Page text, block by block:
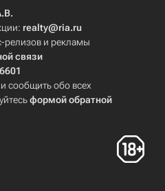
realty@ria.ru
релизов и рекламы
связи
сообщить обо всех
формой обратной